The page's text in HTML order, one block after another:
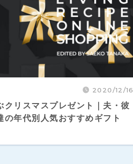
2020/12/16
クリスマスプレゼント｜夫・彼
の年代別人気おすすめギフト